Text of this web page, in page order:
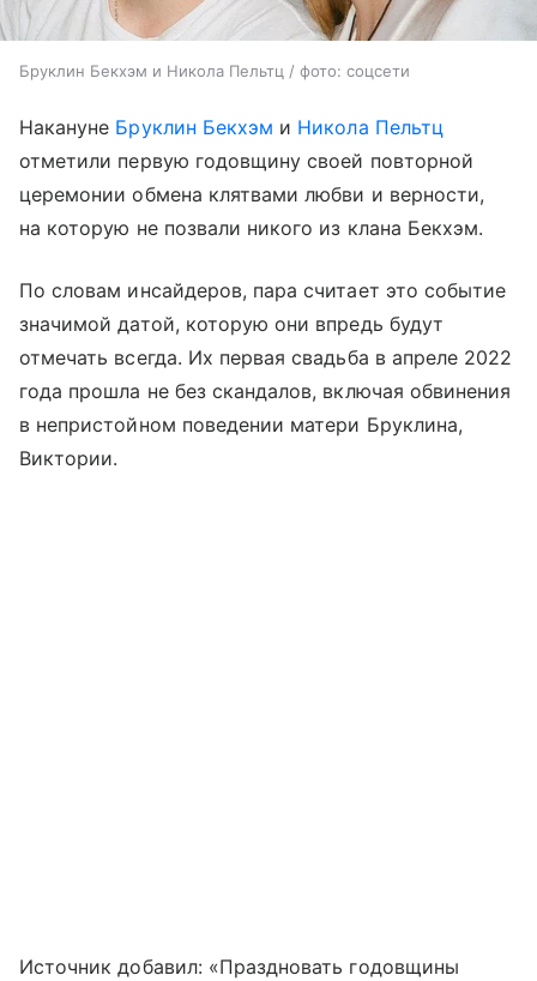
Бруклин Бекхэм и Никола Пельтц / фото: соцсети
Накануне Бруклин Бекхэм и Никола Пельтц
отметили первую годовщину своей повторной
церемонии обмена клятвами любви и верности,
на которую не позвали никого из клана Бекхэм.
По словам инсайдеров, пара считает это событие
значимой датой, которую они впредь будут
отмечать всегда. Их первая свадьба в апреле 2022
года прошла не без скандалов, включая обвинения
в непристойном поведении матери Бруклина,
Виктории.
Источник добавил: «Праздновать годовщины